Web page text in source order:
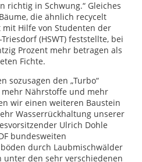
richtig in Schwung.“ Gleiches
die ähnlich recycelt
Hilfe von Studenten der
(HSWT) feststellte, bei
Prozent mehr betragen als
Fichte.
sozusagen den „Turbo“
Nährstoffe und mehr
wir einen weiteren Baustein
Wasserrückhaltung unserer
Ulrich Dohle
bundesweiten
durch Laubmischwälder
den sehr verschiedenen